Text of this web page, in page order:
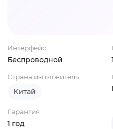
Интерфейс
Беспроводной
Страна изготовитель
Китай
Гарантия
1 год